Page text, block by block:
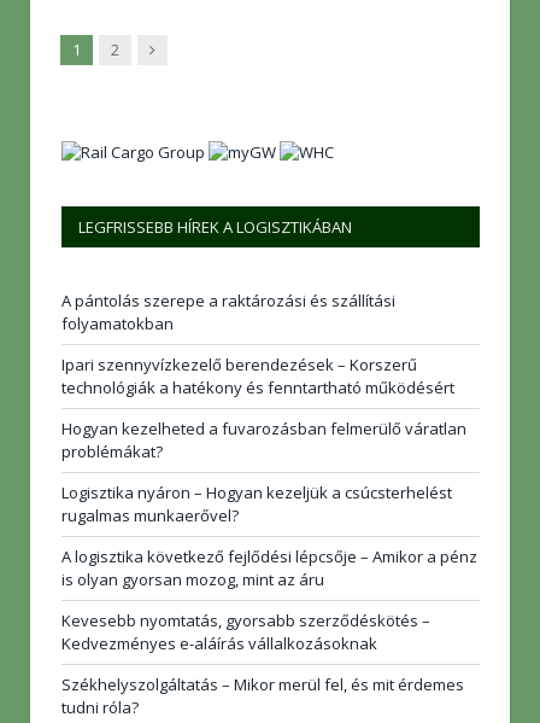
1 2 Következő
LEGFRISSEBB HÍREK A LOGISZTIKÁBAN
A pántolás szerepe a raktározási és szállítási
folyamatokban
Ipari szennyvízkezelő berendezések – Korszerű
technológiák a hatékony és fenntartható működésért
Hogyan kezelheted a fuvarozásban felmerülő váratlan
problémákat?
Logisztika nyáron – Hogyan kezeljük a csúcsterhelést
rugalmas munkaerővel?
A logisztika következő fejlődési lépcsője – Amikor a pénz
is olyan gyorsan mozog, mint az áru
Kevesebb nyomtatás, gyorsabb szerződéskötés –
Kedvezményes e-aláírás vállalkozásoknak
Székhelyszolgáltatás – Mikor merül fel, és mit érdemes
tudni róla?